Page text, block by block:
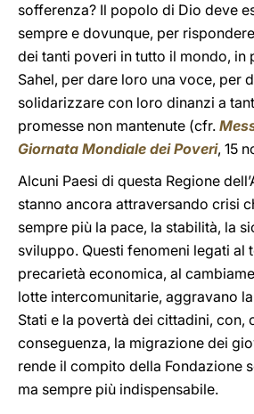
sofferenza? Il popolo di Dio deve
sempre e dovunque, per
dei tanti poveri in tutto il mondo, in
Sahel, per dare loro una voce, per
solidarizzare con loro dinanzi a
promesse non mantenute (cfr.
Giornata Mondiale dei Poveri, 15
Alcuni Paesi di questa Regione
stanno ancora attraversando crisi
sempre più la pace, la stabilità, la
sviluppo. Questi fenomeni legati al
precarietà economica, al
lotte intercomunitarie, aggravano
Stati e la povertà dei cittadini, con,
conseguenza, la migrazione dei
rende il compito della Fondazione
ma sempre più indispensabile.